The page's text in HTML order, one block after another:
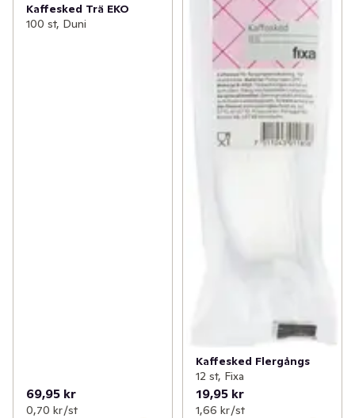
Kaffesked Trä EKO
100 st, Duni
69,95 kr
0,70 kr /st
Kaffesked Flergångs
12 st, Fixa
19,95 kr
1,66 kr /st